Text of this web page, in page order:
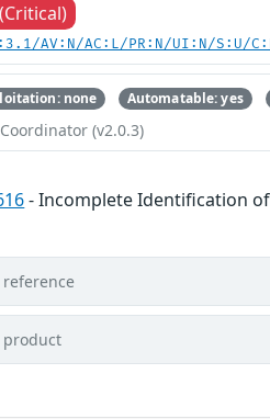
AV:N/AC:L/PR:N/UI:N/S:U/
none Automatable: yes
(v2.0.3)
- Incomplete Identification
reference
product